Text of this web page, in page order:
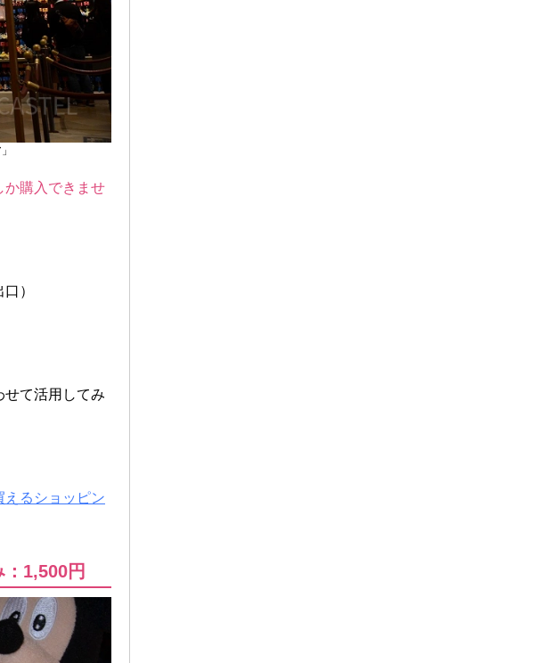
か購入できませ
）
せて活用してみ
えるショッピン
1,500円